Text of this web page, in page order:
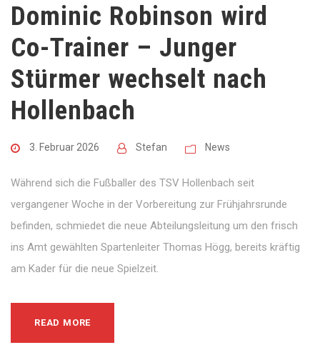
Dominic Robinson wird
Co-Trainer – Junger
Stürmer wechselt nach
Hollenbach
3. Februar 2026 Stefan News
Während sich die Fußballer des TSV Hollenbach seit
vergangener Woche in der Vorbereitung zur Frühjahrsrunde
befinden, schmiedet die neue Abteilungsleitung um den frisch
ins Amt gewählten Spartenleiter Thomas Högg, bereits kräftig
am Kader für die neue Spielzeit.
READ MORE